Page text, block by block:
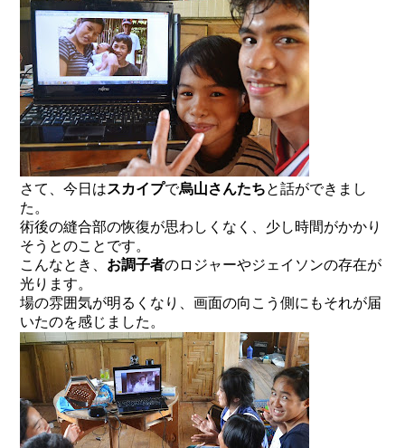
さて、今日はスカイプで烏山さんたちと話ができまし
た。
術後の縫合部の恢復が思わしくなく、少し時間がかかり
そうとのことです。
こんなとき、 お調子者のロジャーやジェイソンの存在が
光ります。
場の雰囲気が明るくなり、画面の向こう側にもそれが届
いたのを感じました。